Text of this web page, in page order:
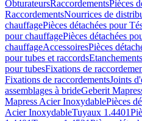
ObturateursRaccordementsPièces
RaccordementsNourrices de
chauffagePièces détachées pour
pour chauffagePièces détachées
chauffageAccessoiresPièces
pour tubes et raccords
pour tubesFixations de
Fixations de raccordementsJoints
assemblages à brideGeberit
Mapress Acier InoxydablePièces
Acier InoxydableTuyaux 1.4401